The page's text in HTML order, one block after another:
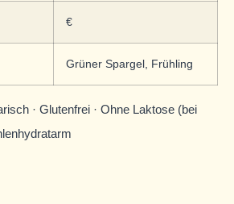
€
Grüner Spargel, Frühling
· Glutenfrei · Ohne Laktose (bei